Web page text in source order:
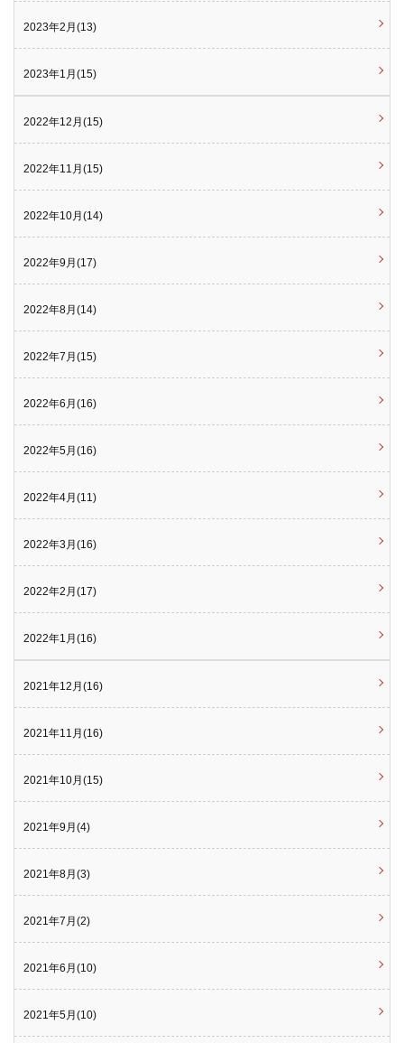
2023年2月(13)
2023年1月(15)
2022年12月(15)
2022年11月(15)
2022年10月(14)
2022年9月(17)
2022年8月(14)
2022年7月(15)
2022年6月(16)
2022年5月(16)
2022年4月(11)
2022年3月(16)
2022年2月(17)
2022年1月(16)
2021年12月(16)
2021年11月(16)
2021年10月(15)
2021年9月(4)
2021年8月(3)
2021年7月(2)
2021年6月(10)
2021年5月(10)